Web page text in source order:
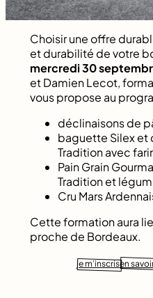
Choisir une offre
et durabilité de votre
mercredi 30
et Damien Lecot,
vous propose au
déclinaisons de
baguette Silex et
Tradition avec
Pain Grain
Tradition et
Cru Mars
Cette formation aura
proche de Bordeaux.
je m’inscrisen